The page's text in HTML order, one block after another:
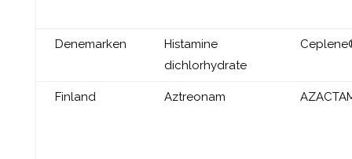
Denemarken
Histamine
dichlorhydrate
Finland Aztreonam